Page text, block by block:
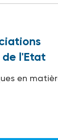
l'Etat
en